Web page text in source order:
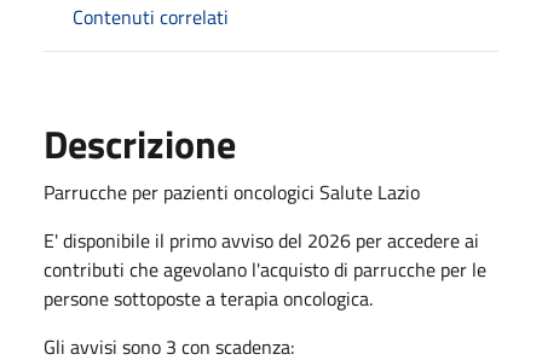
Contenuti correlati
Descrizione
Parrucche per pazienti oncologici Salute Lazio
E' disponibile il primo avviso del 2026 per accedere ai
contributi che agevolano l'acquisto di parrucche per le
persone sottoposte a terapia oncologica.
Gli avvisi sono 3 con scadenza: